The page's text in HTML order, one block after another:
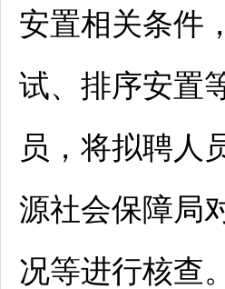
安置相关条件
试、排序安置
员，将拟聘人
源社会保障局
况等进行核查